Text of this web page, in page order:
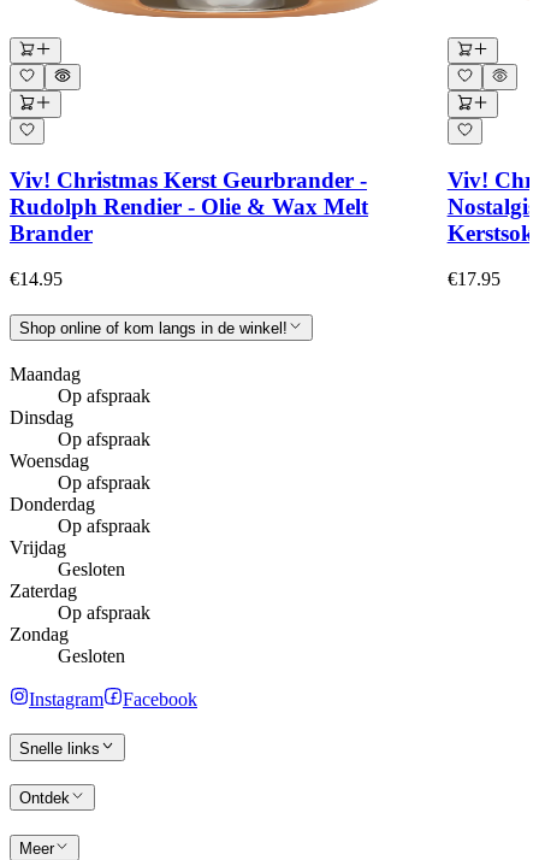
Viv! Christmas Kerst Geurbrander -
Rudolph Rendier - Olie & Wax Melt
Brander
€14.95
Viv!
€17.95
Shop online of kom langs in de winkel!
Maandag
Op afspraak
Dinsdag
Op afspraak
Woensdag
Op afspraak
Donderdag
Op afspraak
Vrijdag
Gesloten
Zaterdag
Op afspraak
Zondag
Gesloten
Instagram Facebook
Snelle links
Ontdek
Meer